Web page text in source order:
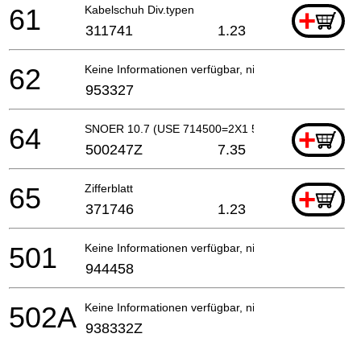
Kabelschuh Div.typen +
61 311741 1.23
Keine Informationen verfügbar, nicht bestellbar
62 953327
SNOER 10.7 (USE 714500=2X1 5M) +
64 500247Z 7.35
Zifferblatt +
65 371746 1.23
Keine Informationen verfügbar, nicht bestellbar
501 944458
Keine Informationen verfügbar, nicht bestellbar
502A 938332Z